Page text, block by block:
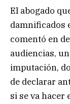
El abogado
damnificados
comentó en
audiencias,
imputación,
de declarar
si se va hacer